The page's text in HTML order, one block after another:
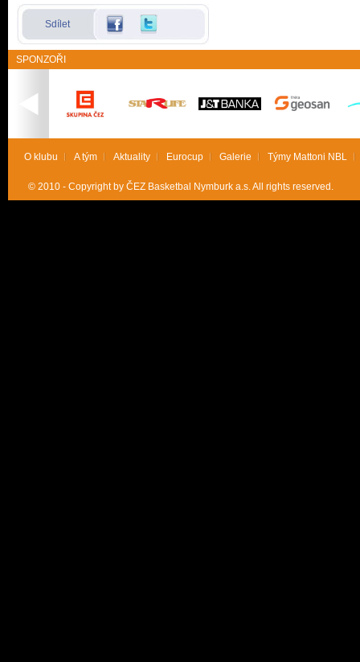
Sdílet
SPONZOŘI
O klubu A tým Aktuality Eurocup Galerie Týmy Mattoni NBL
© 2010 - Copyright by ČEZ Basketbal Nymburk a.s. All rights reserved.